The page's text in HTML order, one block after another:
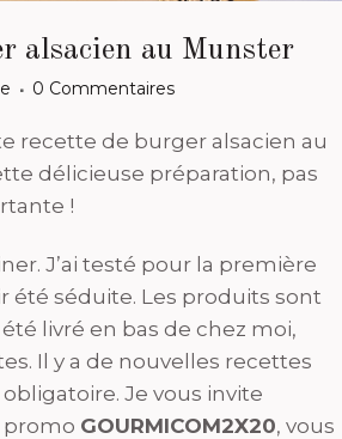
alsacien au Munster
0 Commentaires
recette de burger alsacien au
délicieuse préparation, pas
!
J’ai testé pour la première
été séduite. Les produits sont
livré en bas de chez moi,
Il y a de nouvelles recettes
Je vous invite
promo GOURMICOM2X20, vous